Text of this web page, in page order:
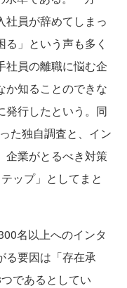
社員が辞めてしまっ
」という声も多く
社員の離職に悩む企
か知ることのできな
発行したという。同
た独自調査と、イン
企業がとるべき対策
ップ」としてまと
名以上へのインタ
る要因は「存在承
であるとしてい